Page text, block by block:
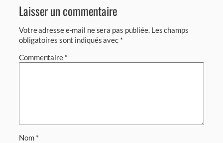
Laisser un commentaire
Votre adresse e-mail ne sera pas publiée. Les champs
obligatoires sont indiqués avec *
Commentaire *
Nom *